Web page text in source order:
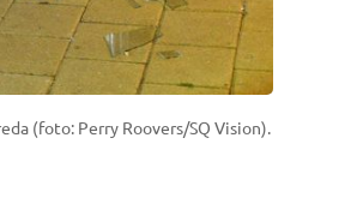
(foto: Perry Roovers/SQ Vision).